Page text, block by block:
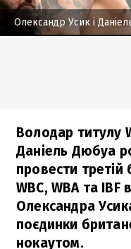
Олександр Усик і
Володар титулу
Даніель Дюбуа
провести третій
WBC, WBA та IBF
Олександра
поєдинки
нокаутом.